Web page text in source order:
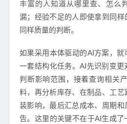
丰富的人知道从哪里查、怎么
漏；经验不足的人即使拿到同
同样质量的判断。
如果采用本体驱动的AI方案，就
一套结构化任务。AI先识别变更
判断影响范围，接着查询相关
料，再分析库存、在制品、工艺
装影响，最后汇总成本、周期和
告。这里的关键不在于AI生成